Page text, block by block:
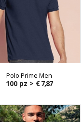
Polo Prime Men
100 pz > € 7,87